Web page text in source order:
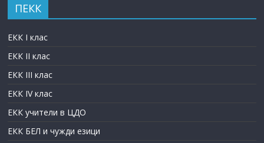
ПЕКК
ЕКК I клас
ЕКК II клас
ЕКК III клас
ЕКК IV клас
ЕКК учители в ЦДО
ЕКК БЕЛ и чужди езици